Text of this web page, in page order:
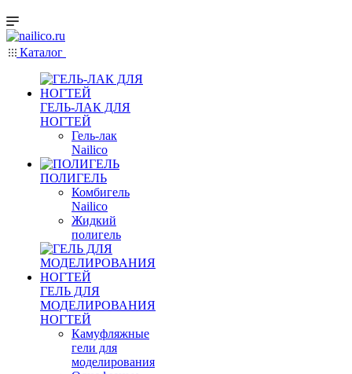
Каталог
ГЕЛЬ-ЛАК ДЛЯ
НОГТЕЙ
Гель-лак
Nailico
ПОЛИГЕЛЬ
Комбигель
Nailico
Жидкий
полигель
ГЕЛЬ ДЛЯ
МОДЕЛИРОВАНИЯ
НОГТЕЙ
Камуфляжные
гели для
моделирования